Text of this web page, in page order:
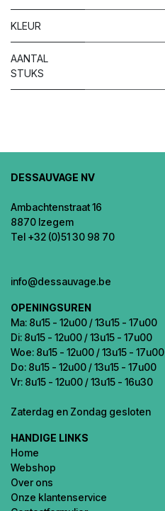
KLEUR
AANTAL
STUKS
DESSAUVAGE NV
Ambachtenstraat 16
8870 Izegem
Tel +32 (0)51 30 98 70
info@dessauvage.be
OPENINGSUREN
Ma: 8u15 - 12u00 / 13u15 - 17u00
Di: 8u15 - 12u00 / 13u15 - 17u00
Woe: 8u15 - 12u00 / 13u15 - 17u00
Do: 8u15 - 12u00 / 13u15 - 17u00
Vr: 8u15 - 12u00 / 13u15 - 16u30
Zaterdag en Zondag gesloten
HANDIGE LINKS
Home
Webshop
Over ons
Onze klantenservice